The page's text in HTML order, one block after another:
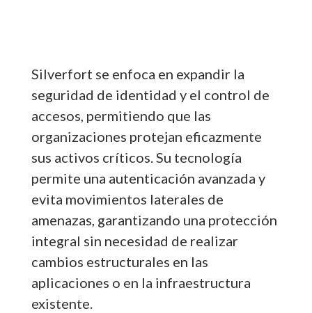
Silverfort se enfoca en expandir la
seguridad de identidad y el control de
accesos, permitiendo que las
organizaciones protejan eficazmente
sus activos críticos. Su tecnología
permite una autenticación avanzada y
evita movimientos laterales de
amenazas, garantizando una protección
integral sin necesidad de realizar
cambios estructurales en las
aplicaciones o en la infraestructura
existente.